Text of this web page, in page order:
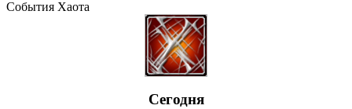
События Хаота
Сегодня